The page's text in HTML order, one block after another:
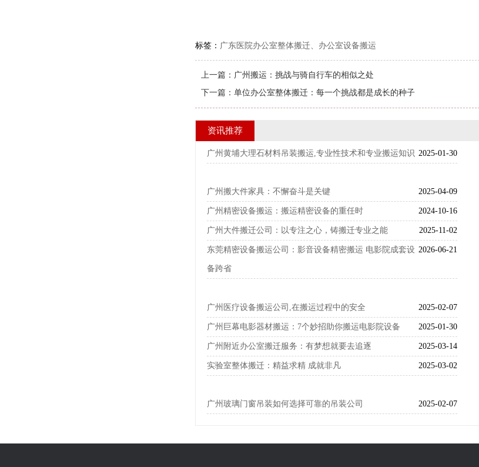
标签： 广东医院办公室整体搬迁、办公室设备搬运
上一篇： 广州搬运：挑战与骑自行车的相似之处
下一篇： 单位办公室整体搬迁：每一个挑战都是成长的种子
资讯推荐
2025-01-30
广州黄埔大理石材料吊装搬运,专业性技术和专业搬运知识
2025-04-09
广州搬大件家具：不懈奋斗是关键
2024-10-16
广州精密设备搬运：搬运精密设备的重任时
2025-11-02
广州大件搬迁公司：以专注之心，铸搬迁专业之能
2026-06-21
东莞精密设备搬运公司：影音设备精密搬运 电影院成套设
备跨省
2025-02-07
广州医疗设备搬运公司,在搬运过程中的安全
2025-01-30
广州巨幕电影器材搬运：7个妙招助你搬运电影院设备
2025-03-14
广州附近办公室搬迁服务：有梦想就要去追逐
2025-03-02
实验室整体搬迁：精益求精 成就非凡
2025-02-07
广州玻璃门窗吊装如何选择可靠的吊装公司